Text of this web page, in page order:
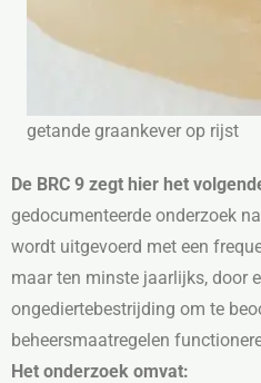
getande graankever op rijst
De BRC 9 zegt hier het
gedocumenteerde onderzoek
wordt uitgevoerd met een
maar ten minste jaarlijks, door
ongediertebestrijding om te
beheersmaatregelen
Het onderzoek omvat: